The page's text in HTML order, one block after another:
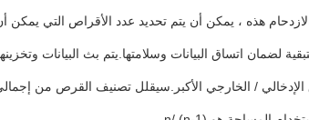
/ الخارجي الأكبر.سيقلل تصنيف القرص من